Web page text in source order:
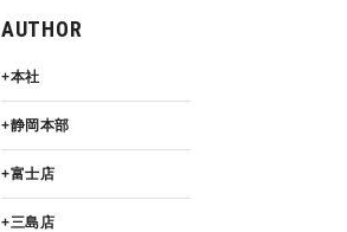
AUTHOR
本社
静岡本部
富士店
三島店